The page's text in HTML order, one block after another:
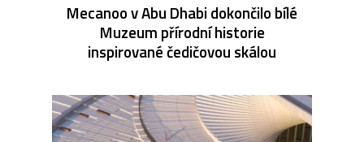
Mecanoo v Abu Dhabi dokončilo bílé
Muzeum přírodní historie
inspirované čedičovou skálou